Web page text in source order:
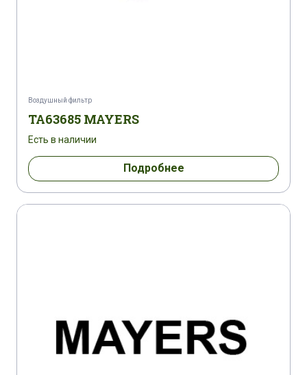
Воздушный фильтр
TA63685 MAYERS
Есть в наличии
Подробнее